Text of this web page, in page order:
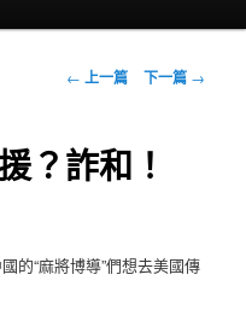
文
覽
← 上一篇 下一篇 →
？詐和！
“麻將博導”們想去美國傳